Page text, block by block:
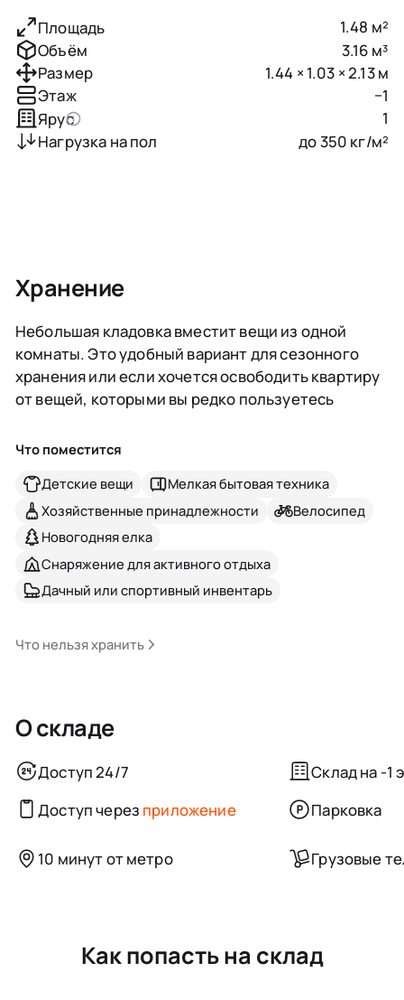
Площадь
1.48 м²
Объём
3.16 м³
Размер
1.44 × 1.03 × 2.13 м
Этаж
−1
Ярус
1
Нагрузка на пол
до 350 кг/м²
Хранение
Небольшая кладовка вместит вещи из одной
комнаты. Это удобный вариант для сезонного
хранения или если хочется освободить квартиру
от вещей, которыми вы редко пользуетесь
Что поместится
Детские вещи
Мелкая бытовая техника
Хозяйственные принадлежности
Велосипед
Новогодняя елка
Снаряжение для активного отдыха
Дачный или спортивный инвентарь
Что нельзя хранить
О складе
Доступ 24/7
Склад на -1
Доступ через приложение Парковка
10 минут от метро Грузовые
Как попасть на склад